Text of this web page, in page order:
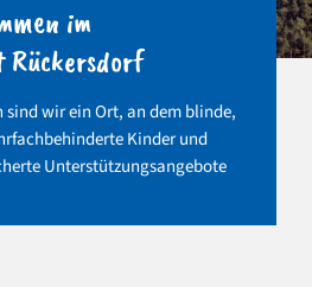
im
sind wir ein Ort, an dem blinde,
Kinder und
Unterstützungsangebote